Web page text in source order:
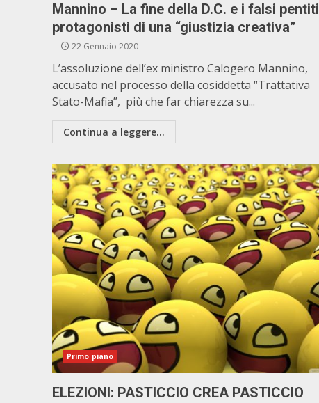
Mannino – La fine della D.C. e i falsi pentiti
protagonisti di una “giustizia creativa”
22 Gennaio 2020
L’assoluzione dell’ex ministro Calogero Mannino,
accusato nel processo della cosiddetta “Trattativa
Stato-Mafia”, più che far chiarezza su...
Continua a leggere...
Primo piano
ELEZIONI: PASTICCIO CREA PASTICCIO